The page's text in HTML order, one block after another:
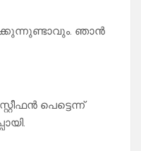
ഞാൻ
പെട്ടെന്ന്